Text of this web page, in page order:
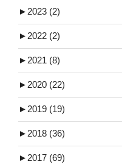
►2023 (2)
►2022 (2)
►2021 (8)
►2020 (22)
►2019 (19)
►2018 (36)
►2017 (69)